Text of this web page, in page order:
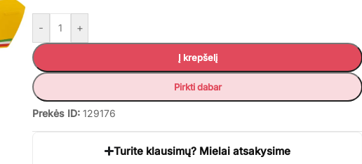
- +
Į krepšelį
Pirkti dabar
Prekės ID: 129176
Turite klausimų? Mielai atsakysime